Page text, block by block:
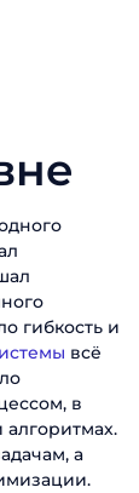
гибкость и
всё
в
а